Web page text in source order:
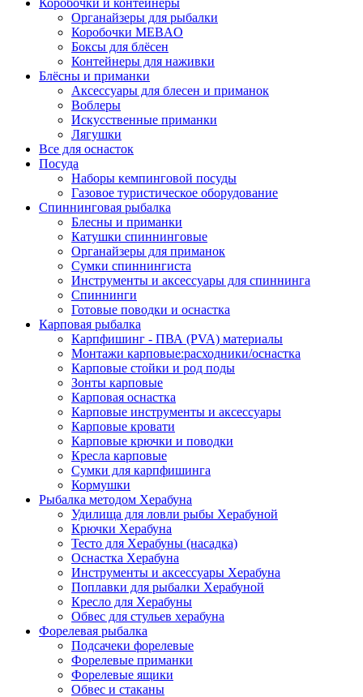
Органайзеры для рыбалки
Коробочки MEBAO
Боксы для блёсен
Контейнеры для наживки
Блёсны и приманки
Аксессуары для блесен и приманок
Воблеры
Искусственные приманки
Лягушки
Все для оснасток
Посуда
Наборы кемпинговой посуды
Газовое туристическое оборудование
Спиннинговая рыбалка
Блесны и приманки
Катушки спиннинговые
Органайзеры для приманок
Сумки спиннингиста
Инструменты и аксессуары для спиннинга
Спиннинги
Готовые поводки и оснастка
Карповая рыбалка
Карпфишинг - ПВА (PVA) материалы
Монтажи карповые:расходники/оснастка
Карповые стойки и род поды
Зонты карповые
Карповая оснастка
Карповые инструменты и аксессуары
Карповые кровати
Карповые крючки и поводки
Кресла карповые
Сумки для карпфишинга
Кормушки
Рыбалка методом Херабуна
Удилища для ловли рыбы Херабуной
Крючки Херабуна
Тесто для Херабуны (насадка)
Оснастка Херабуна
Инструменты и аксессуары Херабуна
Поплавки для рыбалки Херабуной
Кресло для Херабуны
Обвес для стульев херабуна
Форелевая рыбалка
Подсачеки форелевые
Форелевые приманки
Форелевые ящики
Обвес и стаканы